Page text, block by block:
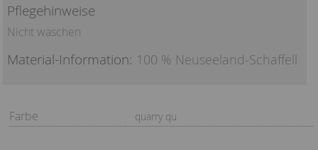
Pflegehinweise
Nicht waschen
Material-Information: 100 % Neuseeland-Schaffell
Farbe quarry qu